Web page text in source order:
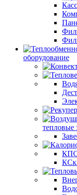
оборудование
тепловые
КСк